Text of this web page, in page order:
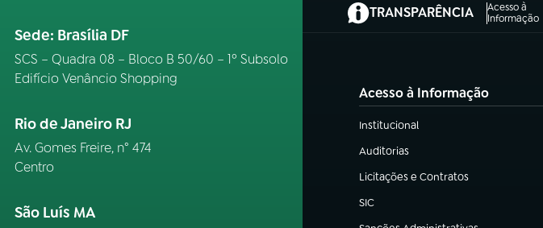
Sede: Brasília DF
SCS – Quadra 08 – Bloco B 50/60 – 1º Subsolo
Edifício Venâncio Shopping
Rio de Janeiro RJ
Av. Gomes Freire, n° 474
Centro
São Luís MA
TRANSPARÊNCIA
Acesso à
Informação
(abre em nova aba)
Acesso à Informação
Institucional
(abre em nova aba)
Auditorias
(abre em nova aba)
Licitações e Contratos
(abre em nova aba)
SIC
(abre em nova aba)